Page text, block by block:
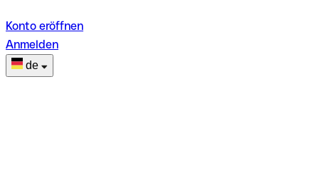
Konto eröffnen
Anmelden
de